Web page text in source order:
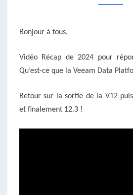
Bonjour à tous,
Vidéo Récap de 2024 pour
Qu’est-ce que la Veeam Data
Retour sur la sortie de la V12
et finalement 12.3 !